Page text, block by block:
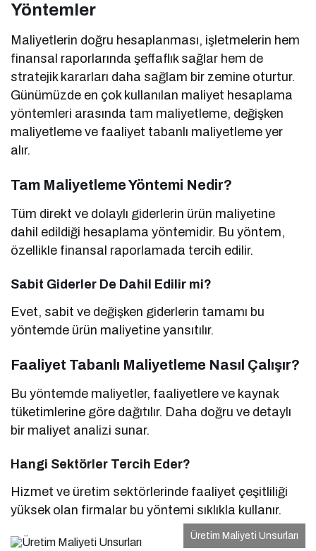
Yöntemler
Maliyetlerin doğru hesaplanması, işletmelerin hem
finansal raporlarında şeffaflık sağlar hem de
stratejik kararları daha sağlam bir zemine oturtur.
Günümüzde en çok kullanılan maliyet hesaplama
yöntemleri arasında tam maliyetleme, değişken
maliyetleme ve faaliyet tabanlı maliyetleme yer
alır.
Tam Maliyetleme Yöntemi Nedir?
Tüm direkt ve dolaylı giderlerin ürün maliyetine
dahil edildiği hesaplama yöntemidir. Bu yöntem,
özellikle finansal raporlamada tercih edilir.
Sabit Giderler De Dahil Edilir mi?
Evet, sabit ve değişken giderlerin tamamı bu
yöntemde ürün maliyetine yansıtılır.
Faaliyet Tabanlı Maliyetleme Nasıl Çalışır?
Bu yöntemde maliyetler, faaliyetlere ve kaynak
tüketimlerine göre dağıtılır. Daha doğru ve detaylı
bir maliyet analizi sunar.
Hangi Sektörler Tercih Eder?
Hizmet ve üretim sektörlerinde faaliyet çeşitliliği
yüksek olan firmalar bu yöntemi sıklıkla kullanır.
Üretim Maliyeti Unsurları